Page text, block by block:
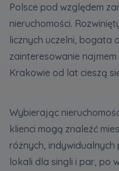
Polsce pod względem
nieruchomości.
licznych uczelni, bogata
zainteresowanie
Krakowie od lat cieszą
Wybierając
klienci mogą znaleźć
różnych,
lokali dla singli i par, po
Skontaktuj